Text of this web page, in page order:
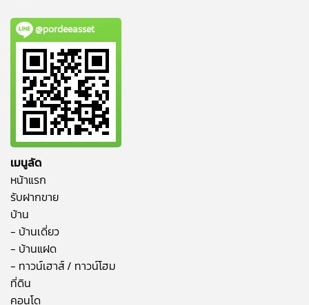
@pordeeasset
เมนูลัด
หน้าแรก
รับฝากขาย
บ้าน
- บ้านเดี่ยว
- บ้านแฝด
- ทาวน์เฮาส์ / ทาวน์โฮม
ที่ดิน
คอนโด